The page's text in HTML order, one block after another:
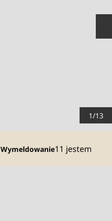
1/13
Wymeldowanie11 jestem